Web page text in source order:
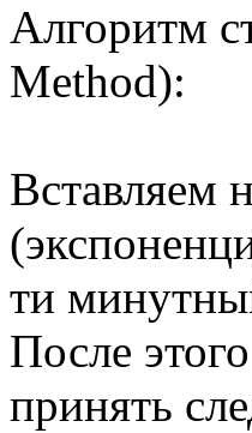
Алгоритм
Method):
Вставляем
ти
После
принять